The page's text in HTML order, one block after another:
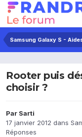
Samsung Galaxy S -
Rooter puis
choisir ?
Par Sarti
17 janvier 2012 dans
Réponses